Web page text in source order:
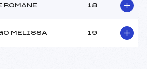
ROMANE 18
MELISSA 19